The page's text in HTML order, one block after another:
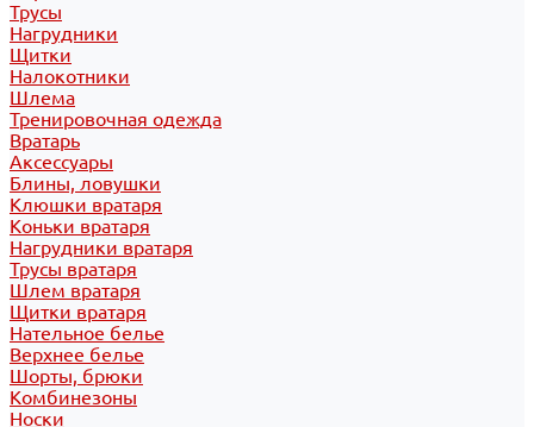
Трусы
Нагрудники
Щитки
Налокотники
Шлема
Тренировочная одежда
Вратарь
Аксессуары
Блины, ловушки
Клюшки вратаря
Коньки вратаря
Нагрудники вратаря
Трусы вратаря
Шлем вратаря
Щитки вратаря
Нательное белье
Верхнее белье
Шорты, брюки
Комбинезоны
Носки